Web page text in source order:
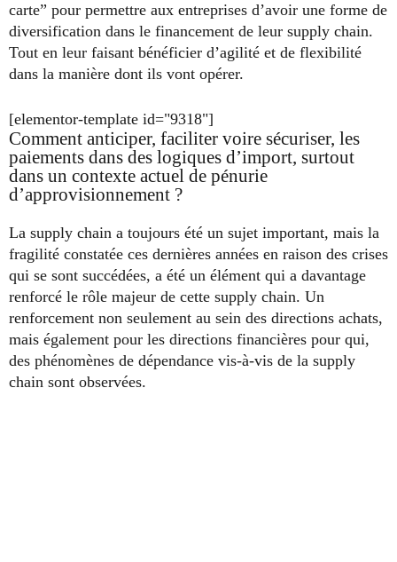
carte” pour permettre aux entreprises d’avoir une forme de
diversification dans le financement de leur supply chain.
Tout en leur faisant bénéficier d’agilité et de flexibilité
dans la manière dont ils vont opérer.
[elementor-template id="9318"]
Comment anticiper, faciliter voire sécuriser, les
paiements dans des logiques d’import, surtout
dans un contexte actuel de pénurie
d’approvisionnement ?
La supply chain a toujours été un sujet important, mais la
fragilité constatée ces dernières années en raison des crises
qui se sont succédées, a été un élément qui a davantage
renforcé le rôle majeur de cette supply chain. Un
renforcement non seulement au sein des directions achats,
mais également pour les directions financières pour qui,
des phénomènes de dépendance vis-à-vis de la supply
chain sont observées.